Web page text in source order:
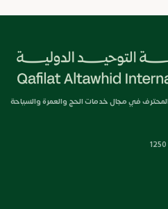
في مجال خدمات الحج والعمرة والسياحة